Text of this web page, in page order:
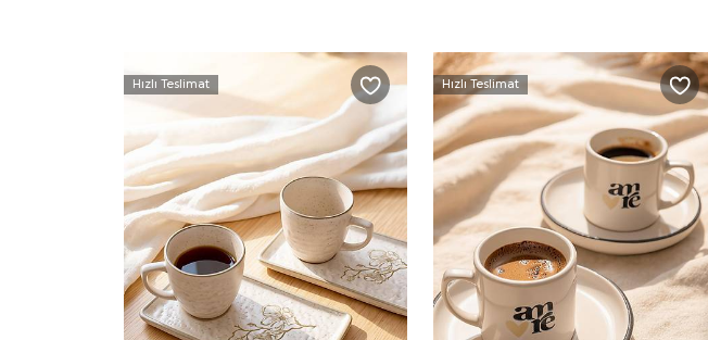
Hızlı Teslimat Hızlı Teslimat